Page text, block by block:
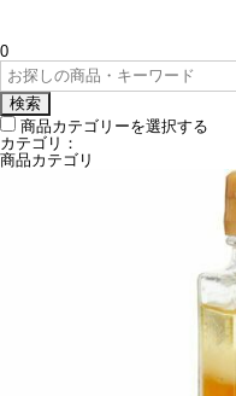
0
検索
商品カテゴリーを選択する
カテゴリ：
商品カテゴリ